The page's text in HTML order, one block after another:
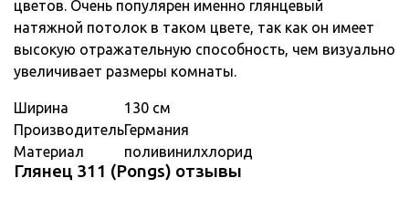
цветов. Очень популярен именно глянцевый
натяжной потолок в таком цвете, так как он имеет
высокую отражательную способность, чем визуально
увеличивает размеры комнаты.
Ширина
130 см
ПроизводительГермания
Материал
поливинилхлорид
Глянец 311 (Pongs) отзывы